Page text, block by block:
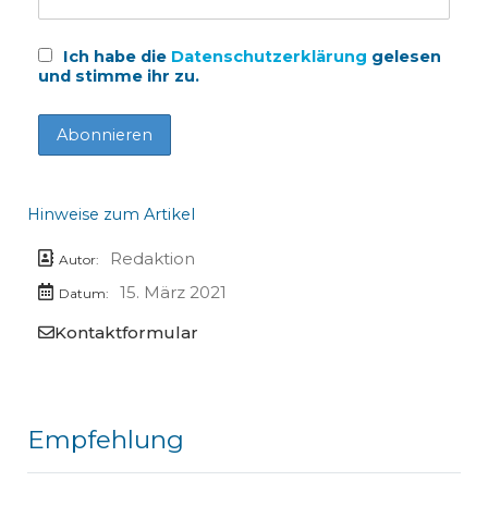
Ich habe die Datenschutzerklärung gelesen
und stimme ihr zu.
Hinweise zum Artikel
Autor: Redaktion
Datum:
15. März 2021
Kontaktformular
Empfehlung